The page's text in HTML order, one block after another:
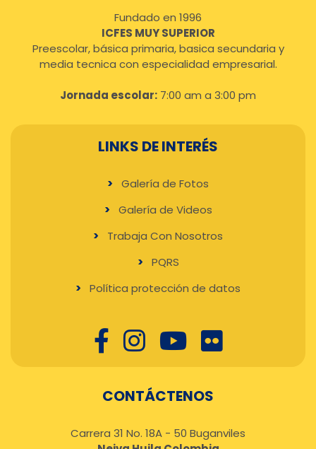
Fundado en 1996
ICFES MUY SUPERIOR
Preescolar, básica primaria, basica secundaria y
media tecnica con especialidad empresarial.
Jornada escolar: 7:00 am a 3:00 pm
LINKS DE INTERÉS
Galería de Fotos
Galería de Videos
Trabaja Con Nosotros
PQRS
Política protección de datos
CONTÁCTENOS
Carrera 31 No. 18A - 50 Buganviles